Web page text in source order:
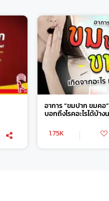
อาการ “ขมปาก ขมคอ”
บอกถึงโรคอะไรได้บ้าง
1.75K